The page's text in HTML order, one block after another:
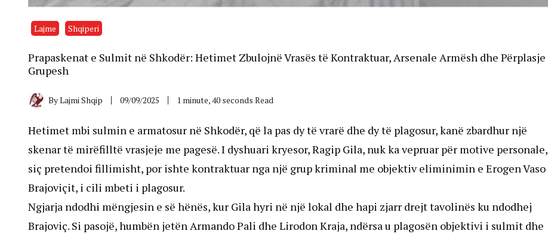
Lajme Shqiperi
Prapaskenat e Sulmit në Shkodër: Hetimet Zbulojnë Vrasës të Kontraktuar, Arsenale Armësh dhe Përplasje
Grupesh
ByLajmi Shqip 09/09/2025 1 minute, 40 seconds Read
Hetimet mbi sulmin e armatosur në Shkodër, që la pas dy të vrarë dhe dy të plagosur, kanë zbardhur një
skenar të mirëfilltë vrasjeje me pagesë. I dyshuari kryesor, Ragip Gila, nuk ka vepruar për motive personale,
siç pretendoi fillimisht, por ishte kontraktuar nga një grup kriminal me objektiv eliminimin e Erogen Vaso
Brajoviçit, i cili mbeti i plagosur.
Ngjarja ndodhi mëngjesin e së hënës, kur Gila hyri në një lokal dhe hapi zjarr drejt tavolinës ku ndodhej
Brajoviç. Si pasojë, humbën jetën Armando Pali dhe Lirodon Kraja, ndërsa u plagosën objektivi i sulmit dhe